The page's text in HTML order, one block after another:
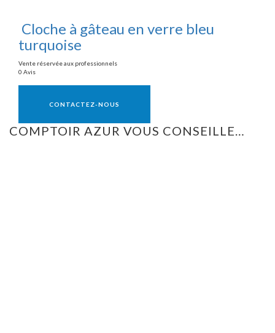
Cloche à gâteau en verre bleu
turquoise
Vente réservée aux professionnels
0 Avis
CONTACTEZ-NOUS
COMPTOIR AZUR VOUS CONSEILLE…